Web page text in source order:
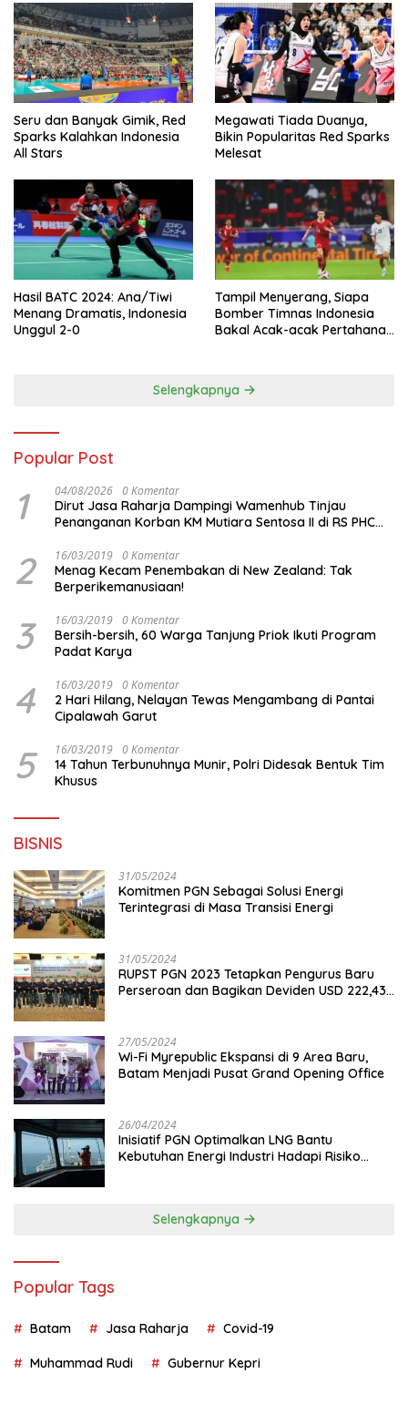
Seru dan Banyak Gimik, Red
Sparks Kalahkan Indonesia
All Stars
Megawati Tiada Duanya,
Bikin Popularitas Red Sparks
Melesat
Hasil BATC 2024: Ana/Tiwi
Menang Dramatis, Indonesia
Unggul 2-0
Tampil Menyerang, Siapa
Bomber Timnas Indonesia
Bakal Acak-acak Pertahanan
Selengkapnya
Popular Post
1 04/08/2026 0 Komentar
Dirut Jasa Raharja Dampingi Wamenhub Tinjau
Penanganan Korban KM Mutiara Sentosa II di RS PHC
2 16/03/2019 0 Komentar
Menag Kecam Penembakan di New Zealand: Tak
Berperikemanusiaan!
3 16/03/2019 0 Komentar
Bersih-bersih, 60 Warga Tanjung Priok Ikuti Program
Padat Karya
4 16/03/2019 0 Komentar
2 Hari Hilang, Nelayan Tewas Mengambang di Pantai
Cipalawah Garut
5 16/03/2019 0 Komentar
14 Tahun Terbunuhnya Munir, Polri Didesak Bentuk Tim
Khusus
BISNIS
31/05/2024
Komitmen PGN Sebagai Solusi Energi
Terintegrasi di Masa Transisi Energi
31/05/2024
RUPST PGN 2023 Tetapkan Pengurus Baru
Perseroan dan Bagikan Deviden USD 222,43
27/05/2024
Wi-Fi Myrepublic Ekspansi di 9 Area Baru,
Batam Menjadi Pusat Grand Opening Office
26/04/2024
Inisiatif PGN Optimalkan LNG Bantu
Kebutuhan Energi Industri Hadapi Risiko
Selengkapnya
Popular Tags
Batam Jasa Raharja Covid-19
Muhammad Rudi Gubernur Kepri